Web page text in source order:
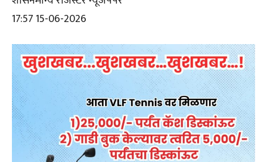
17:57 15-06-2026